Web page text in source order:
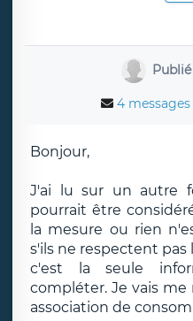
4 messages
Bonjour,
J'ai lu sur un autre
pourrait être
la mesure ou rien
s'ils ne respectent
c'est la seule
compléter. Je vais
association de